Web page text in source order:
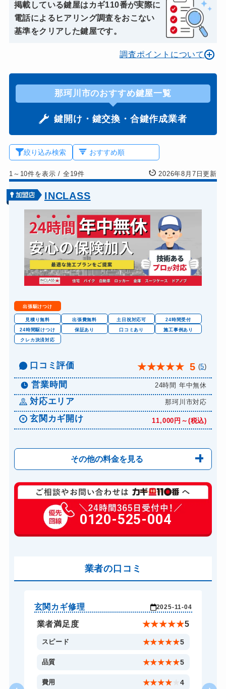
掲載している鍵屋はカギ110番が実際に
電話によるヒアリング調査をおこない
基準をクリアした鍵屋です。
調査ポイントについて
那珂川市のおすすめ鍵屋一覧
鍵開け・鍵交換・合鍵作成業者
絞り込み検索
1～10件を表示/ 全19件 2026年8月7日更新
INCLASS
出張駆けつけ
見積り無料 出張費無料 土日祝対応可
24時間受付
24時間駆けつけ
保証あり 口コミあり
施工事例あり
クレカ決済対応
口コミ評価 ★★★★★ 5 (5)
営業時間 24時間 年中無休
対応エリア 那珂川市対応
玄関カギ開け 11,000円～(税込)
その他の料金を見る
玄関カギ修理 6,600円～(税込)
玄関カギ交換 14,300円～(税込)
車カギ開け 13,200円～(税込)
スーツケースカギ開け
ロッカーカギ開け 8,800円～(税込)
ドアノブカギ開け 10,780円～(税込)
ドアノブカギ交換 11,000円～(税込)
0120-525-004
業者の口コミ
玄関カギ修理 2025-11-04
業者満足度 ★★★★★5
スピード ★★★★★5
品質 ★★★★★5
費用 ★★★★ 4